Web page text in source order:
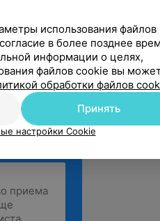
использования файлов
в более позднее
информации о целях,
файлов cookie вы
обработки файлов
Принять
настройки Cookie